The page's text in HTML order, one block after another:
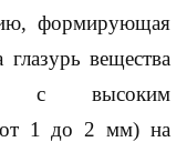
формирующая
вещества
с высоким
от 1 до 2 мм) на